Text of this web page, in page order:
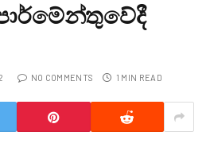
NO COMMENTS 1 MIN READ